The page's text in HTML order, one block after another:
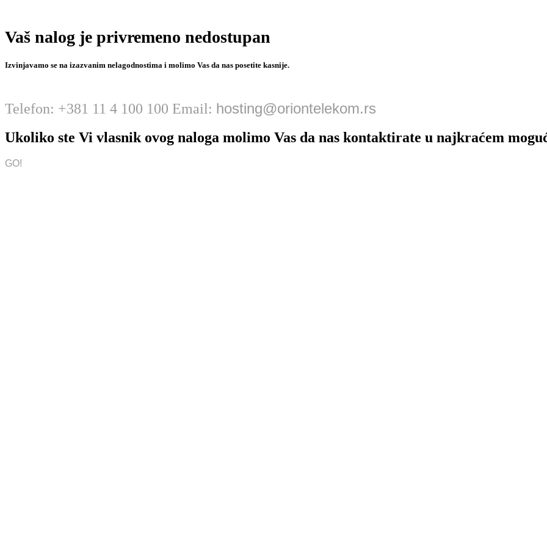
Vaš nalog je privremeno nedostupan
Izvinjavamo se na izazvanim nelagodnostima i molimo Vas da nas posetite kasnije.
Telefon: +381 11 4 100 100 Email: hosting@oriontelekom.rs
Ukoliko ste Vi vlasnik ovog naloga molimo Vas da nas kontaktirate u najkraćem
GO!